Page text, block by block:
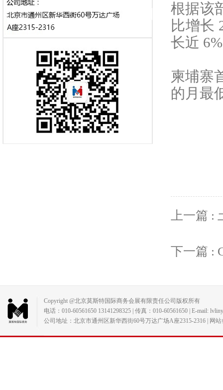
根据该
比增长
长近
柬埔寨
的月最
上一篇
下一篇 :
Copyright @北京莫斯特国际商务会展有限责任公司版权所有
电话：010-60561650 13141298325 | 传真：010-60561650 | E-mail:
公司地址：北京市通州区新华西街60号万达广场A座2315-2316 | 网